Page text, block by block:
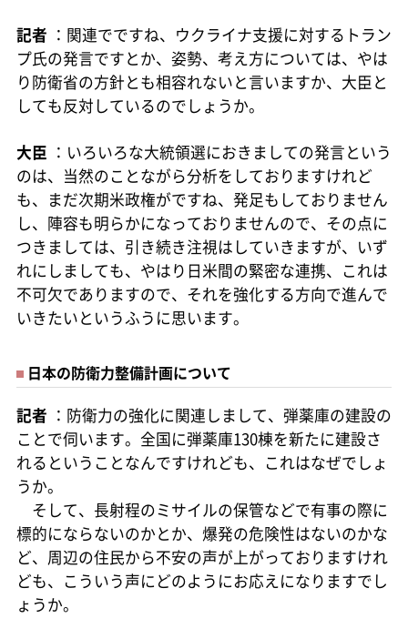
記者 ：関連でですね、ウクライナ支援に対するトラン
プ氏の発言ですとか、姿勢、考え方については、やは
り防衛省の方針とも相容れないと言いますか、大臣と
しても反対しているのでしょうか。
大臣 ：いろいろな大統領選におきましての発言という
のは、当然のことながら分析をしておりますけれど
も、まだ次期米政権がですね、発足もしておりません
し、陣容も明らかになっておりませんので、その点に
つきましては、引き続き注視はしていきますが、いず
れにしましても、やはり日米間の緊密な連携、これは
不可欠でありますので、それを強化する方向で進んで
いきたいというふうに思います。
日本の防衛力整備計画について
記者 ：防衛力の強化に関連しまして、弾薬庫の建設の
ことで伺います。全国に弾薬庫130棟を新たに建設さ
れるということなんですけれども、これはなぜでしょ
うか。
そして、長射程のミサイルの保管などで有事の際に
標的にならないのかとか、爆発の危険性はないのかな
ど、周辺の住民から不安の声が上がっておりますけれ
ども、こういう声にどのようにお応えになりますでし
ょうか。